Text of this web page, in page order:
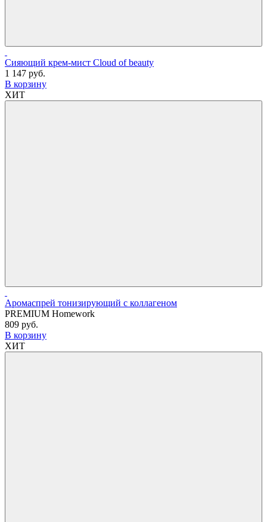
Сияющий крем-мист Cloud of beauty
1 147 руб.
В корзину
ХИТ
Аромаспрей тонизирующий с коллагеном
PREMIUM Homework
809 руб.
В корзину
ХИТ